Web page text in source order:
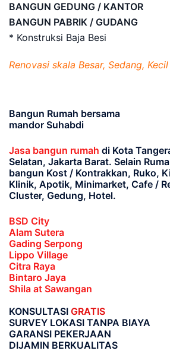
BANGUN GEDUNG / KANTOR
BANGUN PABRIK / GUDANG
* Konstruksi Baja Besi
Renovasi skala Besar, Sedang, Kecil
Bangun Rumah bersama
mandor Suhabdi
Jasa bangun rumah di Kota
Selatan, Jakarta Barat. Selain
bangun Kost / Kontrakkan, Ruko,
Klinik, Apotik, Minimarket, Cafe /
Cluster, Gedung, Hotel.
BSD City
Alam Sutera
Gading Serpong
Lippo Village
Citra Raya
Bintaro Jaya
Shila at Sawangan
KONSULTASI GRATIS
SURVEY LOKASI TANPA BIAYA
GARANSI PEKERJAAN
DIJAMIN BERKUALITAS